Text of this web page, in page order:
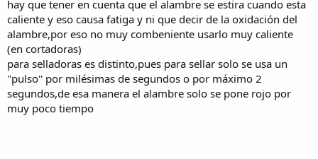
hay que tener en cuenta que el alambre se estira cuando esta
caliente y eso causa fatiga y ni que decir de la oxidación del
alambre,por eso no muy combeniente usarlo muy caliente
(en cortadoras)
para selladoras es distinto,pues para sellar solo se usa un
''pulso'' por milésimas de segundos o por máximo 2
segundos,de esa manera el alambre solo se pone rojo por
muy poco tiempo